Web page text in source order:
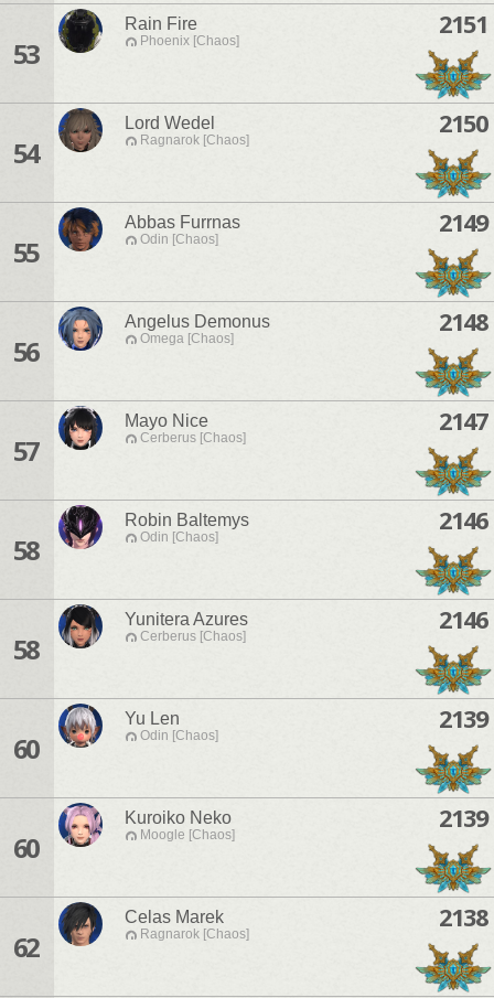
53
Rain Fire
Phoenix [Chaos]
2151
54
Lord Wedel
Ragnarok [Chaos]
2150
55
Abbas Furrnas
Odin [Chaos]
2149
56
Angelus Demonus
Omega [Chaos]
2148
57
Mayo Nice
Cerberus [Chaos]
2147
58
Robin Baltemys
Odin [Chaos]
2146
58
Yunitera Azures
Cerberus [Chaos]
2146
60
Yu Len
Odin [Chaos]
2139
60
Kuroiko Neko
Moogle [Chaos]
2139
62
Celas Marek
Ragnarok [Chaos]
2138